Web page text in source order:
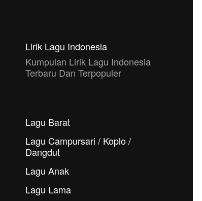
Lirik Lagu Indonesia
Kumpulan Lirik Lagu Indonesia
Terbaru Dan Terpopuler
Lagu Barat
Lagu Campursari / Koplo /
Dangdut
Lagu Anak
Lagu Lama